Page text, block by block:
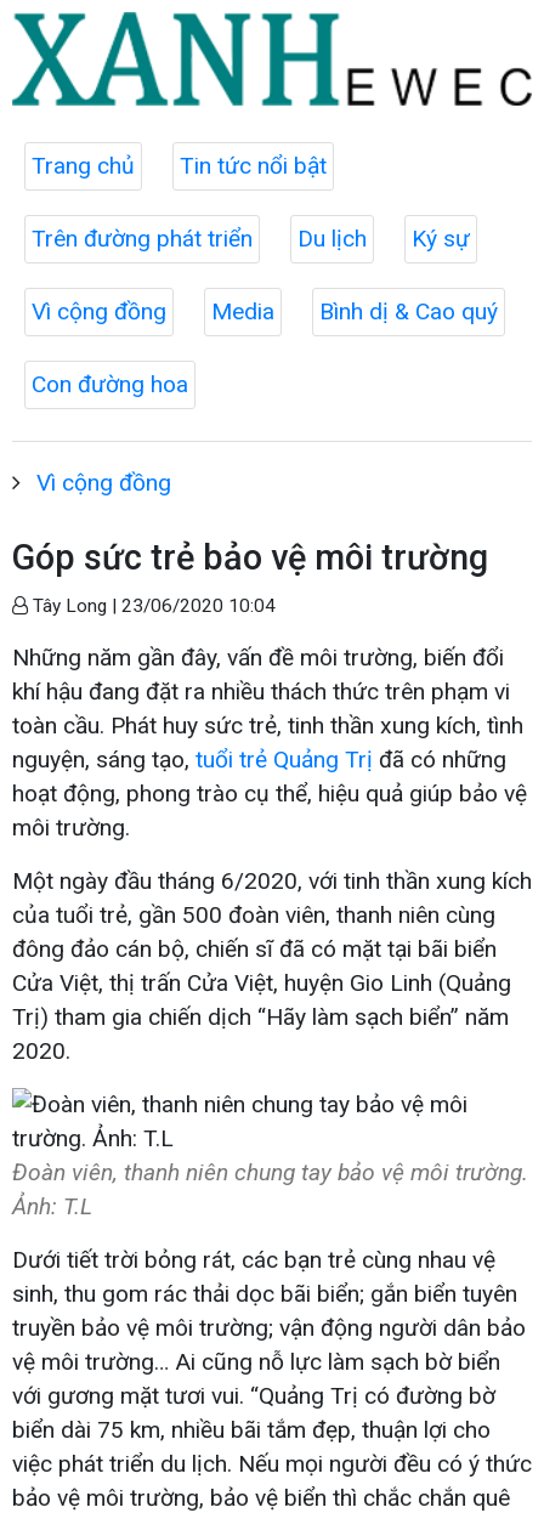
Trang chủ Tin tức nổi bật
Trên đường phát triển Du lịch Ký sự
Vì cộng đồng Media Bình dị & Cao quý
Con đường hoa
Vì cộng đồng
Góp sức trẻ bảo vệ môi trường
Tây Long | 23/06/2020 10:04
Những năm gần đây, vấn đề môi trường, biến đổi
khí hậu đang đặt ra nhiều thách thức trên phạm vi
toàn cầu. Phát huy sức trẻ, tinh thần xung kích, tình
nguyện, sáng tạo, tuổi trẻ Quảng Trị đã có những
hoạt động, phong trào cụ thể, hiệu quả giúp bảo vệ
môi trường.
Một ngày đầu tháng 6/2020, với tinh thần xung kích
của tuổi trẻ, gần 500 đoàn viên, thanh niên cùng
đông đảo cán bộ, chiến sĩ đã có mặt tại bãi biển
Cửa Việt, thị trấn Cửa Việt, huyện Gio Linh (Quảng
Trị) tham gia chiến dịch “Hãy làm sạch biển” năm
2020.
Đoàn viên, thanh niên chung tay bảo vệ môi trường.
Ảnh: T.L
Dưới tiết trời bỏng rát, các bạn trẻ cùng nhau vệ
sinh, thu gom rác thải dọc bãi biển; gắn biển tuyên
truyền bảo vệ môi trường; vận động người dân bảo
vệ môi trường… Ai cũng nỗ lực làm sạch bờ biển
với gương mặt tươi vui. “Quảng Trị có đường bờ
biển dài 75 km, nhiều bãi tắm đẹp, thuận lợi cho
việc phát triển du lịch. Nếu mọi người đều có ý thức
bảo vệ môi trường, bảo vệ biển thì chắc chắn quê